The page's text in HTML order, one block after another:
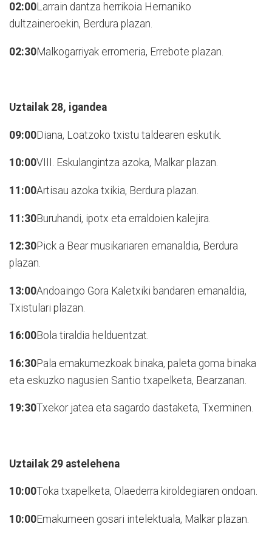
02:00Larrain dantza herrikoia Hernaniko
dultzaineroekin, Berdura plazan.
02:30Malkogarriyak erromeria, Errebote plazan.
Uztailak 28, igandea
09:00Diana, Loatzoko txistu taldearen eskutik.
10:00VIII. Eskulangintza azoka, Malkar plazan.
11:00Artisau azoka txikia, Berdura plazan.
11:30Buruhandi, ipotx eta erraldoien kalejira.
12:30Pick a Bear musikariaren emanaldia, Berdura
plazan.
13:00Andoaingo Gora Kaletxiki bandaren emanaldia,
Txistulari plazan.
16:00Bola tiraldia helduentzat.
16:30Pala emakumezkoak binaka, paleta goma binaka
eta eskuzko nagusien Santio txapelketa, Bearzanan.
19:30Txekor jatea eta sagardo dastaketa, Txerminen.
Uztailak 29 astelehena
10:00Toka txapelketa, Olaederra kiroldegiaren ondoan.
10:00Emakumeen gosari intelektuala, Malkar plazan.